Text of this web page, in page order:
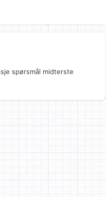
spørsmål midterste